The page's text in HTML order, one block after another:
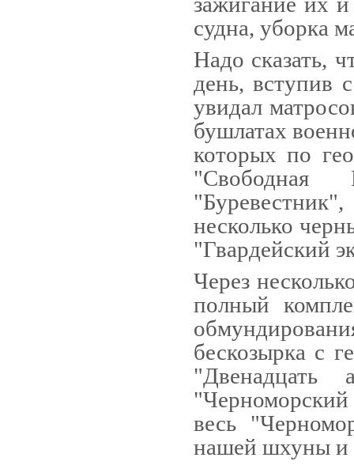
судна, убор­ка
Надо сказать,
день, вступив
увидал
бушлатах
которых по
"Свободная
несколько
"Гвардейский
Через
полный
бескозырка с
весь
нашей шхуны и